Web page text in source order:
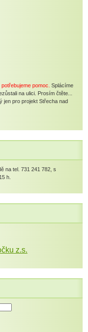
pomoc. Splácíme
na ulici. Prosím čtěte...
jen pro projekt Střecha nad
na tel. 731 241 782, s
h.
z.s.